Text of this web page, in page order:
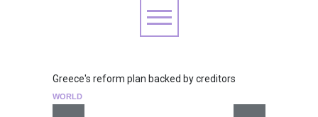
Greece's reform plan backed by creditors
WORLD